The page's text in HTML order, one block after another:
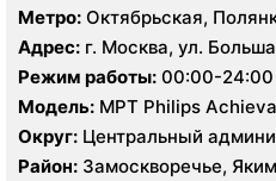
Метро: Октябрьская,
Адрес: г. Москва, ул.
Режим работы: 00:00-24:00
Модель: МРТ Philips
Vantage 1.5 Т, КТ Philips
Brilliance CT16 срезов, УЗИ
Округ: Центральный
Район: Замоскворечье,